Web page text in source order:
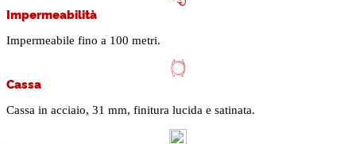
Impermeabilità
Impermeabile fino a 100 metri.
Cassa
Cassa in acciaio, 31 mm, finitura lucida e satinata.